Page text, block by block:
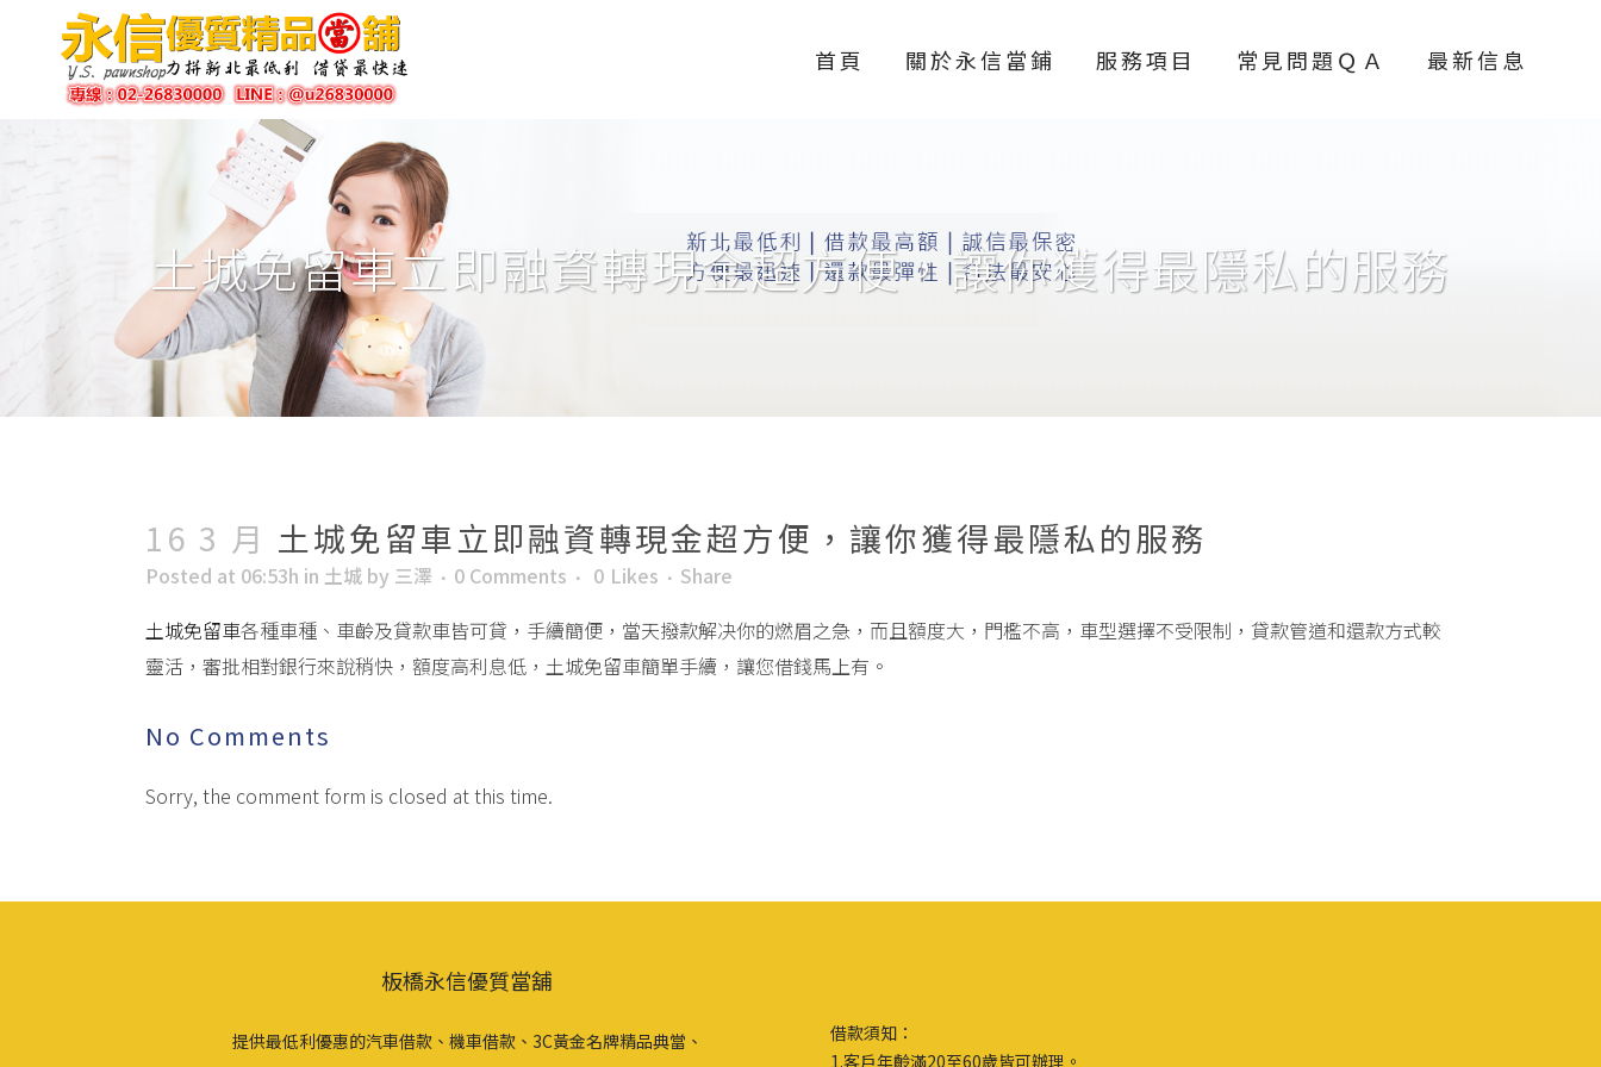
首頁 關於永信當鋪 服務項目 常見問題ＱＡ 最新信息
土城免留車立即融資轉現金超方便，讓你獲得最隱私的服務
16 3 月 土城免留車立即融資轉現金超方便，讓你獲得最隱私的服務
Posted at 06:53h in 土城 by 三澤 0 Comments 0 Likes
Share
土城免留車各種車種、車齡及貸款車皆可貸，手續簡便，當天撥款解决你的燃眉之急，而且額度大，門檻不高，車型選擇不受限制，貸款管道和還款方式較
靈活，審批相對銀行來說稍快，額度高利息低，土城免留車簡單手續，讓您借錢馬上有。
No Comments
Sorry, the comment form is closed at this time.
板橋永信優質當舖
提供最低利優惠的汽車借款、機車借款、3C黃金名牌精品典當、
借款須知：
1.客戶年齡滿20至60歲皆可辦理。